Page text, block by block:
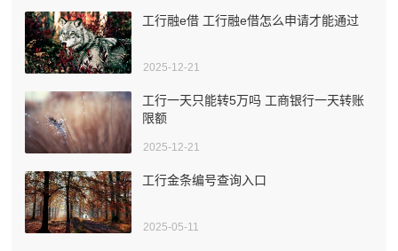
工行融e借 工行融e借怎么申请才能通过
2025-12-21
工行一天只能转5万吗 工商银行一天转账
限额
2025-12-21
工行金条编号查询入口
2025-05-11